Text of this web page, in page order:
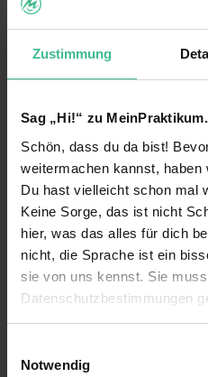
Zustimmung
Sag „Hi!“ zu
Schön, dass du da bist!
weitermachen kannst, haben
Du hast vielleicht schon mal
Keine Sorge, das ist nicht
hier, was das alles für dich
nicht, die Sprache ist ein
sie von uns kennst. Sie
Datenschutzbestimmungen
Notwendig
Das heißt, du trägst
dazu bei, dass
Schutz von Mensch, Tier
umgesetzt werden können!
Deutschlands größte
Lerne coole neue
Verdiene 600€/Woche
Sichere dir darüber
Lass dich von uns
Bilder